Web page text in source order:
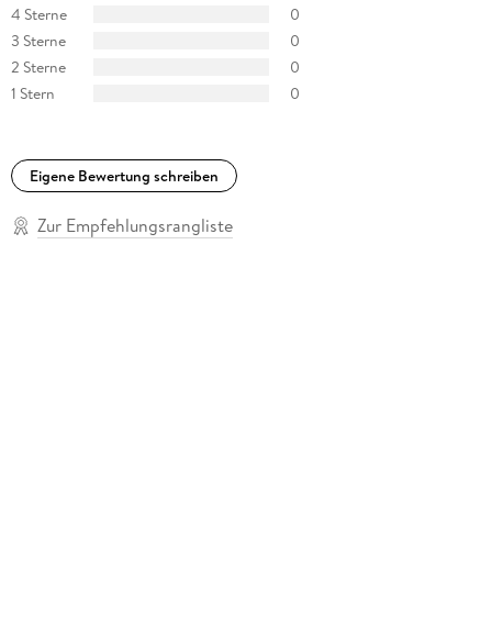
4 Sterne
0
3 Sterne
0
2 Sterne
0
1 Stern
0
Eigene Bewertung schreiben
Zur Empfehlungsrangliste